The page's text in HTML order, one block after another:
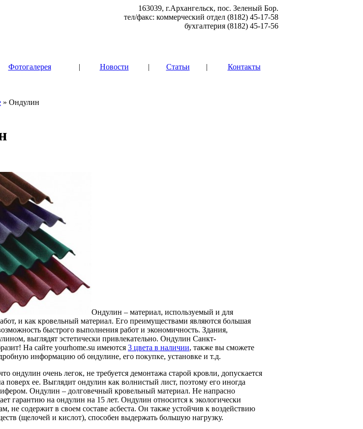
163039, г.Архангельск, пос. Зеленый Бор.
тел/факс: коммерческий отдел (8182) 45-17-58
бухгалтерия (8182) 45-17-56
Фотогалерея | Новости | Статьи | Контакты
» Ондулин
Ондулин – материал, используемый и для
и как кровельный материал. Его преимуществами являются большая
быстрого выполнения работ и экономичность. Здания,
выглядят эстетически привлекательно. Ондулин Санкт-
На сайте yourhome.su имеются 3 цвета в наличии, также вы сможете
информацию об ондулине, его покупке, установке и т.д.
ондулин очень легок, не требуется демонтажа старой кровли, допускается
поверх ее. Выглядит ондулин как волнистый лист, поэтому его иногда
Ондулин – долговечный кровельный материал. Не напрасно
гарантию на ондулин на 15 лет. Ондулин относится к экологически
не содержит в своем составе асбеста. Он также устойчив к воздействию
(щелочей и кислот), способен выдержать большую нагрузку.